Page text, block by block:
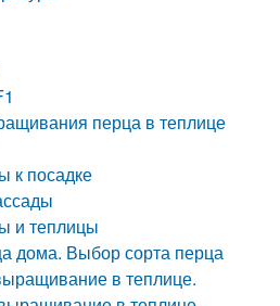
перца в теплице
к посадке
и теплицы
дома. Выбор сорта перца
в теплице.